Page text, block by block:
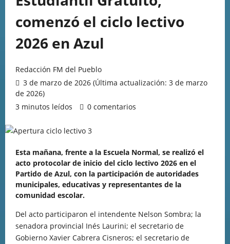
comenzó el ciclo lectivo
2026 en Azul
Redacción FM del Pueblo
3 de marzo de 2026 (Última actualización: 3 de marzo
de 2026)
3 minutos leídos
0 comentarios
Esta mañana, frente a la Escuela Normal, se realizó el
acto protocolar de inicio del ciclo lectivo 2026 en el
Partido de Azul, con la participación de autoridades
municipales, educativas y representantes de la
comunidad escolar.
Del acto participaron el intendente Nelson Sombra; la
senadora provincial Inés Laurini; el secretario de
Gobierno Xavier Cabrera Cisneros; el secretario de